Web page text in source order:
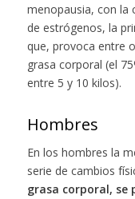
menopausia, con la
de estrógenos, la
que, provoca entre
grasa corporal (el
entre 5 y 10 kilos).
Hombres
En los hombres la
serie de cambios
grasa corporal, se